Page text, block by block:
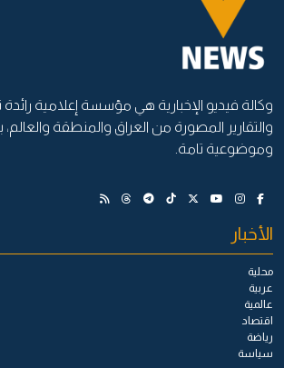
وكالة فيديو الإخبارية هي مؤسسة إعلامية رائدة
والتقارير المصورة من العراق والمنطقة والعالم،
وموضوعية تامة.
الأخبار
محلية
عربية
عالمية
اقتصاد
رياضة
سياسة